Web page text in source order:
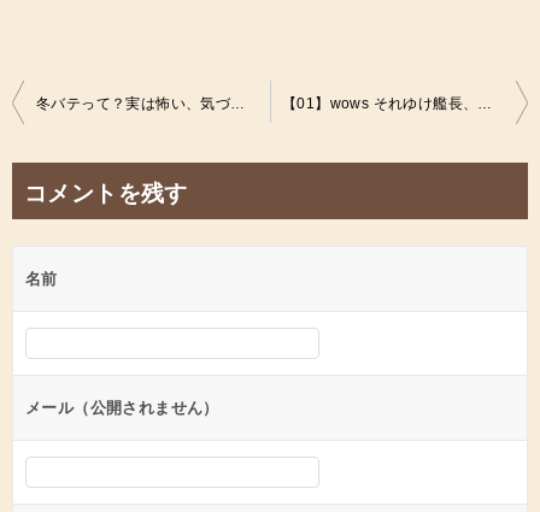
投
ビ
ゲ
ー
シ
ン
冬バテって？実は怖い、気づかないうちになってるかもしれない冬バテの対策は？ひとり暮らしの健康事情 【01】wows それゆけ艦長、轟沈航海日誌！ひとり暮らしのゲーム事情
コメントを残す
名前
メール（公開されません）